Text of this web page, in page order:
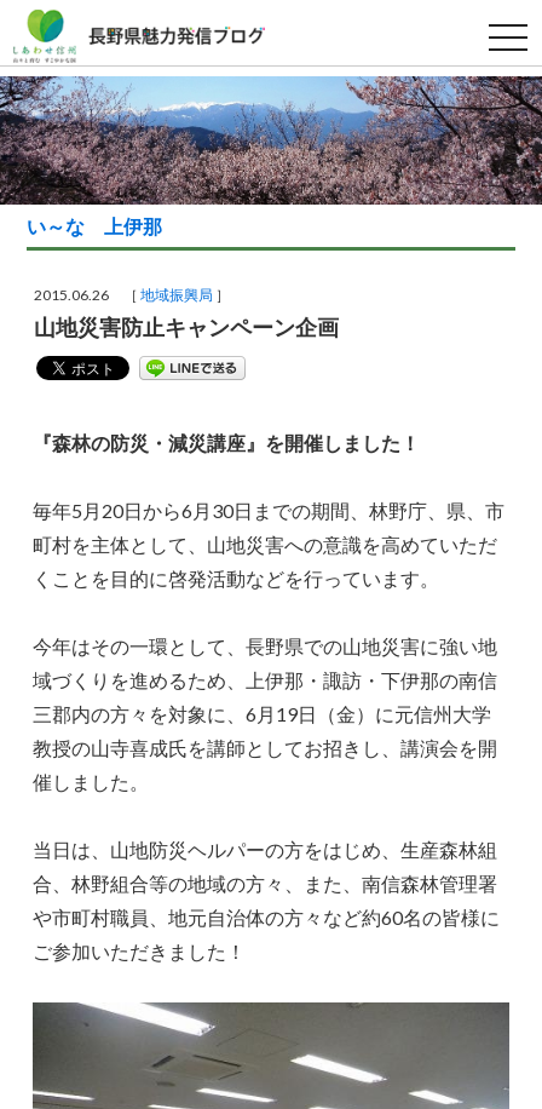
t
o
g
g
l
e
n
a
v
i
t
い～な 上伊那
2015.06.26 ［地域振興局 ］
山地災害防止キャンペーン企画
『森林の防災・減災講座』を開催しました！
毎年5月20日から6月30日までの期間、林野庁、県、市
町村を主体として、山地災害への意識を高めていただ
くことを目的に啓発活動などを行っています。
今年はその一環として、長野県での山地災害に強い地
域づくりを進めるため、上伊那・諏訪・下伊那の南信
三郡内の方々を対象に、6月19日（金）に元信州大学
教授の山寺喜成氏を講師としてお招きし、講演会を開
催しました。
当日は、山地防災ヘルパーの方をはじめ、生産森林組
合、林野組合等の地域の方々、また、南信森林管理署
や市町村職員、地元自治体の方々など約60名の皆様に
ご参加いただきました！